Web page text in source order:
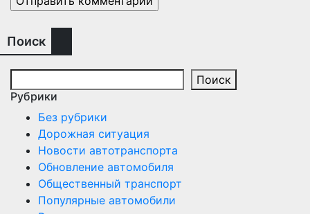
Поиск
Поиск
Рубрики
Без рубрики
Дорожная ситуация
Новости автотранспорта
Обновление автомобиля
Общественный транспорт
Популярные автомобили